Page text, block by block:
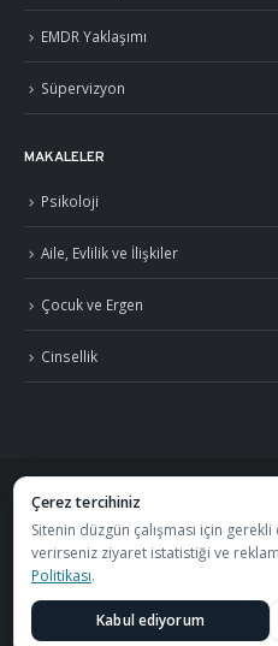
EMDR Yaklaşımı
Süpervizyon
MAKALELER
Psikoloji
Aile, Evlilik ve İlişkiler
Çocuk ve Ergen
Cinsellik
©2026
S.S.S.
yapılmaktadır.
Çerez tercihiniz
Sitenin düzgün çalışması için
verirseniz ziyaret istatistiği ve
Politikası.
Kabul ediyorum